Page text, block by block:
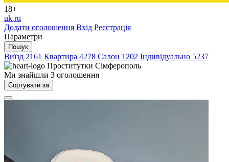
18+
uk ru
Додати оголошення Вхід Реєстрація
Параметри
Пошук
Виїзд 2161 Квартира 4278 Салон 1202 Індивідуально 5237
Проститутки Сімферополь
Ми знайшли 3 оголошення
Сортувати за